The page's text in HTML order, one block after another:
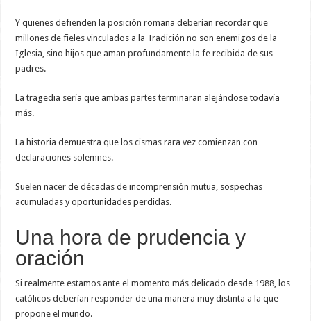
Y quienes defienden la posición romana deberían recordar que
millones de fieles vinculados a la Tradición no son enemigos de la
Iglesia, sino hijos que aman profundamente la fe recibida de sus
padres.
La tragedia sería que ambas partes terminaran alejándose todavía
más.
La historia demuestra que los cismas rara vez comienzan con
declaraciones solemnes.
Suelen nacer de décadas de incomprensión mutua, sospechas
acumuladas y oportunidades perdidas.
Una hora de prudencia y
oración
Si realmente estamos ante el momento más delicado desde 1988, los
católicos deberían responder de una manera muy distinta a la que
propone el mundo.